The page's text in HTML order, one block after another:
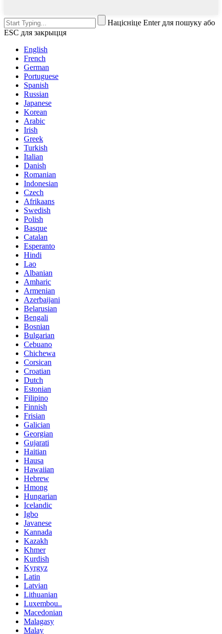
Націсніце Enter для пошуку або
ESC для закрыцця
English
French
German
Portuguese
Spanish
Russian
Japanese
Korean
Arabic
Irish
Greek
Turkish
Italian
Danish
Romanian
Indonesian
Czech
Afrikaans
Swedish
Polish
Basque
Catalan
Esperanto
Hindi
Lao
Albanian
Amharic
Armenian
Azerbaijani
Belarusian
Bengali
Bosnian
Bulgarian
Cebuano
Chichewa
Corsican
Croatian
Dutch
Estonian
Filipino
Finnish
Frisian
Galician
Georgian
Gujarati
Haitian
Hausa
Hawaiian
Hebrew
Hmong
Hungarian
Icelandic
Igbo
Javanese
Kannada
Kazakh
Khmer
Kurdish
Kyrgyz
Latin
Latvian
Lithuanian
Luxembou..
Macedonian
Malagasy
Malay